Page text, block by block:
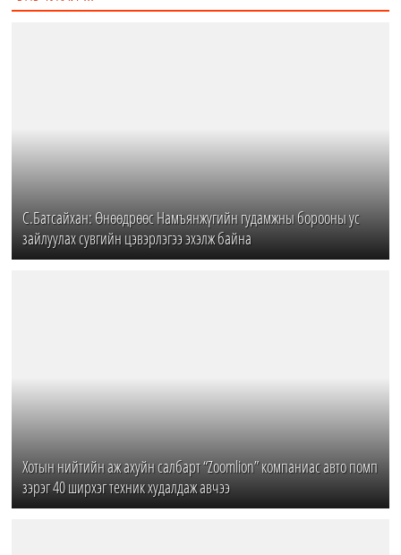
С.Батсайхан: Өнөөдрөөс Намъянжүгийн гудамжны борооны ус
зайлуулах сувгийн цэвэрлэгээ эхэлж байна
Хотын нийтийн аж ахуйн салбарт “Zoomlion” компаниас авто помп
зэрэг 40 ширхэг техник худалдаж авчээ